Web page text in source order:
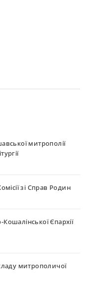
митрополії
зі Справ Родин
Єпархії
митрополичої